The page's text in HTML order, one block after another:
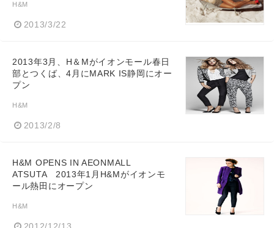
H&M
2013/3/22
2013年3月、H＆Mがイオンモール春日
部とつくば、4月にMARK IS静岡にオー
プン
H&M
2013/2/8
H&M OPENS IN AEONMALL
ATSUTA 2013年1月H&Mがイオンモ
ール熱田にオープン
H&M